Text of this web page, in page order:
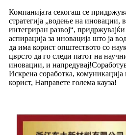
Компанијата секогаш се
стратегија „водење на иновации,
интегриран развој“,
аспирација за иновација што ја
да има корист општеството со
цврсто да го следи патот на
иновации, и
Искрена соработка, комуникација
корист, Направете голема кауза!